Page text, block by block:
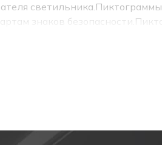
знаков
безопасностные